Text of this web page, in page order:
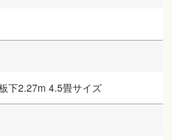
下2.27m 4.5畳サイズ